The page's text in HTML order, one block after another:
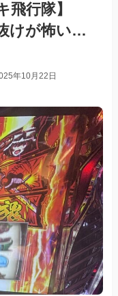
飛行隊】
けが怖い…
年10月22日